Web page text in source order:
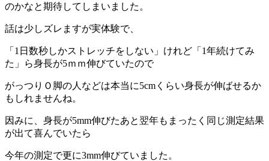
のかなと期待してしまいました。
話は少しズレますが実体験で、
「1日数秒しかストレッチをしない」けれど「1年続けてみ
た」ら身長が5ｍｍ伸びていたので
がっつりＯ脚の人などは本当に5cmくらい身長が伸ばせるか
もしれませんね。
因みに、身長が5mm伸びたあと翌年もまったく同じ測定結果
が出て喜んでいたら
今年の測定で更に3mm伸びていました。